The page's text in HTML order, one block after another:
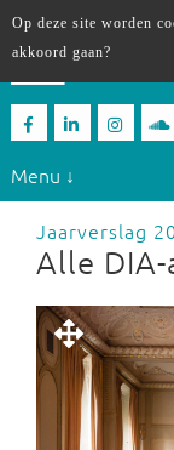
Menu ↓
Jaarverslag
Alle
Op deze site worden
akkoord gaan?